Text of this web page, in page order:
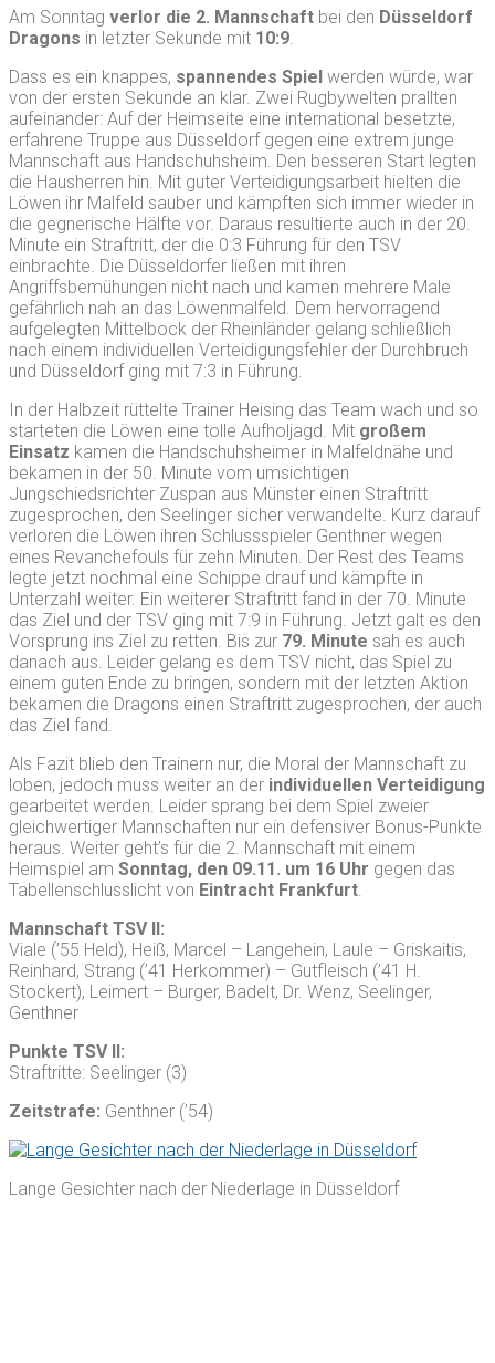
Am Sonntag verlor die 2. Mannschaft bei den Düsseldorf
Dragons in letzter Sekunde mit 10:9
Dass es ein knappes, spannendes Spiel werden würde, war
von der ersten Sekunde an klar. Zwei Rugbywelten prallten
aufeinander: Auf der Heimseite eine international besetzte,
erfahrene Truppe aus Düsseldorf gegen eine extrem junge
Mannschaft aus Handschuhsheim. Den besseren Start legten
die Hausherren hin. Mit guter Verteidigungsarbeit hielten die
Löwen ihr Malfeld sauber und kämpften sich immer wieder in
die gegnerische Hälfte vor. Daraus resultierte auch in der 20.
Minute ein Straftritt, der die 0:3 Führung für den TSV
einbrachte. Die Düsseldorfer ließen mit ihren
Angriffsbemühungen nicht nach und kamen mehrere Male
gefährlich nah an das Löwenmalfeld. Dem hervorragend
aufgelegten Mittelbock der Rheinländer gelang schließlich
nach einem individuellen Verteidigungsfehler der Durchbruch
und Düsseldorf ging mit 7:3 in Führung.
In der Halbzeit rüttelte Trainer Heising das Team wach und so
starteten die Löwen eine tolle Aufholjagd. Mit großem
Einsatz kamen die Handschuhsheimer in Malfeldnähe und
bekamen in der 50. Minute vom umsichtigen
Jungschiedsrichter Zuspan aus Münster einen Straftritt
zugesprochen, den Seelinger sicher verwandelte. Kurz darauf
verloren die Löwen ihren Schlussspieler Genthner wegen
eines Revanchefouls für zehn Minuten. Der Rest des Teams
legte jetzt nochmal eine Schippe drauf und kämpfte in
Unterzahl weiter. Ein weiterer Straftritt fand in der 70. Minute
das Ziel und der TSV ging mit 7:9 in Führung. Jetzt galt es den
Vorsprung ins Ziel zu retten. Bis zur 79. Minute sah es auch
danach aus. Leider gelang es dem TSV nicht, das Spiel zu
einem guten Ende zu bringen, sondern mit der letzten Aktion
bekamen die Dragons einen Straftritt zugesprochen, der auch
das Ziel fand.
Als Fazit blieb den Trainern nur, die Moral der Mannschaft zu
loben, jedoch muss weiter an der individuellen Verteidigung
gearbeitet werden. Leider sprang bei dem Spiel zweier
gleichwertiger Mannschaften nur ein defensiver Bonus-Punkte
heraus. Weiter geht’s für die 2. Mannschaft mit einem
Heimspiel am Sonntag, den 09.11. um 16 Uhr gegen das
Tabellenschlusslicht von Eintracht Frankfurt
Mannschaft TSV II:
Viale (’55 Held), Heiß, Marcel – Langehein, Laule – Griskaitis,
Reinhard, Strang (’41 Herkommer) – Gutfleisch (’41 H.
Stockert), Leimert – Burger, Badelt, Dr. Wenz, Seelinger,
Genthner
Punkte TSV II:
Straftritte: Seelinger (3)
Zeitstrafe: Genthner (’54)
Lange Gesichter nach der Niederlage in Düsseldorf